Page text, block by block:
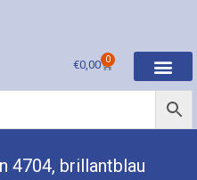
€0,00 0
4704, brillantblau